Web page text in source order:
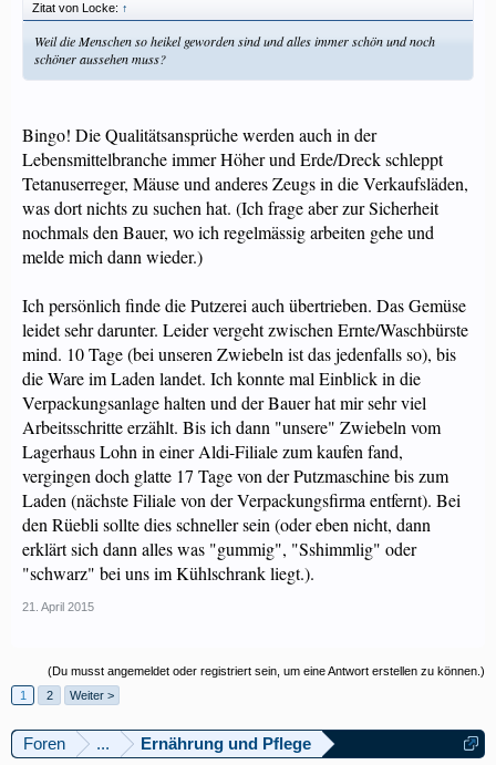
Zitat von Locke: ↑
Weil die Menschen so heikel geworden sind und alles immer schön und noch
schöner aussehen muss?
Bingo! Die Qualitätsansprüche werden auch in der
Lebensmittelbranche immer Höher und Erde/Dreck schleppt
Tetanuserreger, Mäuse und anderes Zeugs in die Verkaufsläden,
was dort nichts zu suchen hat. (Ich frage aber zur Sicherheit
nochmals den Bauer, wo ich regelmässig arbeiten gehe und
melde mich dann wieder.)
Ich persönlich finde die Putzerei auch übertrieben. Das Gemüse
leidet sehr darunter. Leider vergeht zwischen Ernte/Waschbürste
mind. 10 Tage (bei unseren Zwiebeln ist das jedenfalls so), bis
die Ware im Laden landet. Ich konnte mal Einblick in die
Verpackungsanlage halten und der Bauer hat mir sehr viel
Arbeitsschritte erzählt. Bis ich dann "unsere" Zwiebeln vom
Lagerhaus Lohn in einer Aldi-Filiale zum kaufen fand,
vergingen doch glatte 17 Tage von der Putzmaschine bis zum
Laden (nächste Filiale von der Verpackungsfirma entfernt). Bei
den Rüebli sollte dies schneller sein (oder eben nicht, dann
erklärt sich dann alles was "gummig", "Sshimmlig" oder
"schwarz" bei uns im Kühlschrank liegt.).
21. April 2015
(Du musst angemeldet oder registriert sein, um eine Antwort erstellen zu können.)
1
2 Weiter >
Foren ... Ernährung und Pflege